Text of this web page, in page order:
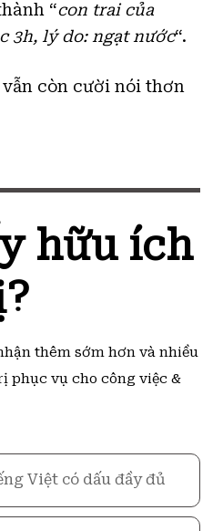
“con trai của
3h, lý do: ngạt nước“.
vẫn còn cười nói thơn
hữu ích
thêm sớm hơn và nhiều
phục vụ cho công việc &